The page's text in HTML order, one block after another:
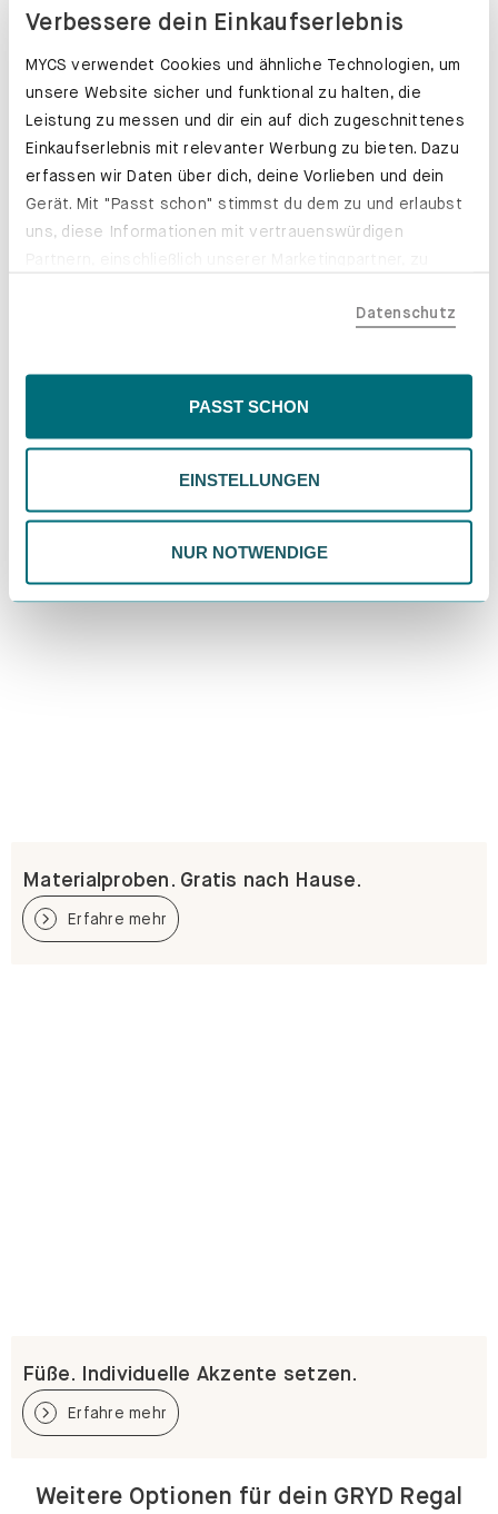
Verbessere dein Einkaufserlebnis
MYCS verwendet Cookies und ähnliche Technologien, um
unsere Website sicher und funktional zu halten, die
Leistung zu messen und dir ein auf dich zugeschnittenes
Einkaufserlebnis mit relevanter Werbung zu bieten. Dazu
erfassen wir Daten über dich, deine Vorlieben und dein
Gerät. Mit "Passt schon" stimmst du dem zu und erlaubst
uns, diese Informationen mit vertrauenswürdigen
der EU, beispielsweise in den USA, verarbeitet werden
Inhalte eingeschränkt sein könnten. Wähle
deiner Präferenzen. Du kannst deine Wahl jederzeit
ändern. Weitere Informationen findest du in unserer
Datenschutzrichtlinie.
Datenschutz
PASST SCHON
EINSTELLUNGEN
NUR NOTWENDIGE
Materialproben. Gratis nach Hause.
Erfahre mehr
Füße. Individuelle Akzente setzen.
Erfahre mehr
Weitere Optionen für dein GRYD Regal